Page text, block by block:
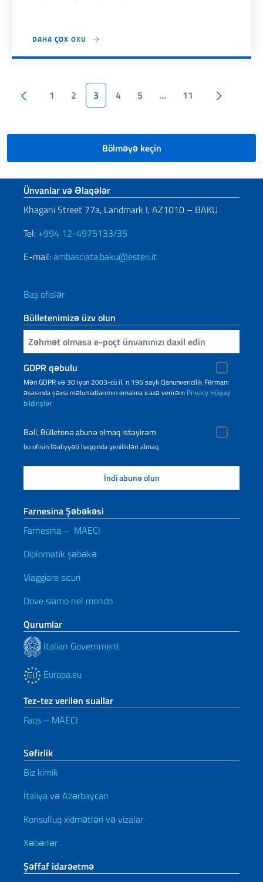
DAHA ÇOX OXU
Pagination
Əvvəlki səhifə
1 2 3 4 5 … 11
Bölməyə keçin
Footer section
Ünvanlar və Əlaqələr
Khagani Street 77a, Landmark I, AZ1010 – BAKU
Tel: +994 12-4975133/35
E-mail:ambasciata.baku@esteri.it
Baş ofislər
Bülletenimizə üzv olun
E-poçtunuzu daxil edin
GDPR qəbulu
Mən GDPR və 30 iyun 2003-cü il, n.196 saylı Qanunvericilik Fərmanı
əsasında şəxsi məlumatlarımın emalına icazə verirəm Privacy Hüquqi
bildirişlər
Bəli, Bülletenə abunə olmaq istəyirəm
bu ofisin fəaliyyəti haqqında yenilikləri almaq
Farnesina Şəbəkəsi
Farnesina – MAECI
Diplomatik şəbəkə
Viaggiare sicuri
Dove siamo nel mondo
Qurumlar
Italian Government
Europa.eu
Tez-tez verilən suallar
Faqs – MAECI
Səfirlik
Biz kimik
İtaliya və Azərbaycan
Konsulluq xidmətləri və vizalar
Xəbərlər
Şəffaf idarəetmə